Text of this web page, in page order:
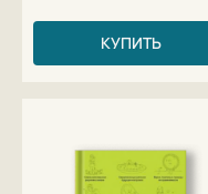
КУПИТЬ